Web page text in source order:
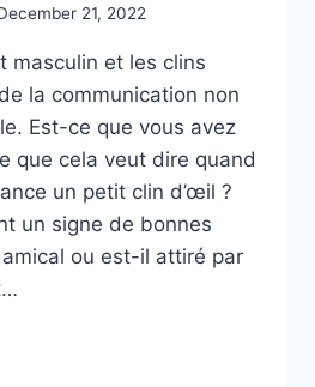
21, 2022
masculin et les clins
la communication non
Est-ce que vous avez
que cela veut dire quand
un petit clin d’œil ?
un signe de bonnes
ou est-il attiré par